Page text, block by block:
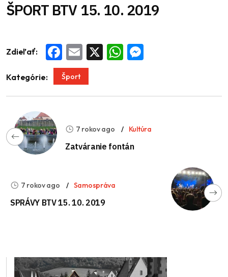
ŠPORT BTV 15. 10. 2019
Zdieľať: Facebook
Email WhatsApp
Kategórie: Šport
7 rokov ago Kultúra
Zatváranie fontán
7 rokov ago Samospráva
SPRÁVY BTV 15. 10. 2019